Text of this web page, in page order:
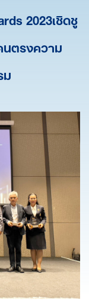
2023เชิดชู
ตรงความ